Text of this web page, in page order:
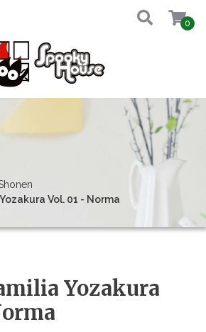
0
Vol. 01 - Norma
Yozakura